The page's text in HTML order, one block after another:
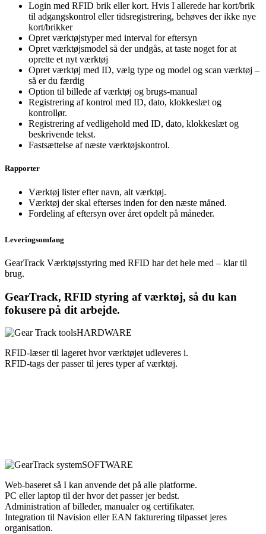
Login med RFID brik eller kort. Hvis I allerede har kort/brik
til adgangskontrol eller tidsregistrering, behøves der ikke nye
kort/brikker
Opret værktøjstyper med interval for eftersyn
Opret værktøjsmodel så der undgås, at taste noget for at
oprette et nyt værktøj
Opret værktøj med ID, vælg type og model og scan værktøj –
så er du færdig
Option til billede af værktøj og brugs-manual
Registrering af kontrol med ID, dato, klokkeslæt og
kontrollør.
Registrering af vedligehold med ID, dato, klokkeslæt og
beskrivende tekst.
Fastsættelse af næste værktøjskontrol.
Rapporter
Værktøj lister efter navn, alt værktøj.
Værktøj der skal efterses inden for den næste måned.
Fordeling af eftersyn over året opdelt på måneder.
Leveringsomfang
GearTrack Værktøjsstyring med RFID har det hele med – klar til
brug.
GearTrack, RFID styring af værktøj, så du kan
fokusere på dit arbejde.
HARDWARE
RFID-læser til lageret hvor værktøjet udleveres i.
RFID-tags der passer til jeres typer af værktøj.
SOFTWARE
Web-baseret så I kan anvende det på alle platforme.
PC eller laptop til der hvor det passer jer bedst.
Administration af billeder, manualer og certifikater.
Integration til Navision eller EAN fakturering tilpasset jeres
organisation.